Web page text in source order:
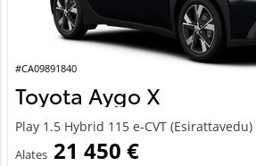
#CA09891840
Toyota Aygo X
Play 1.5 Hybrid 115 e-CVT (Esirattavedu)
Alates 21 450 €